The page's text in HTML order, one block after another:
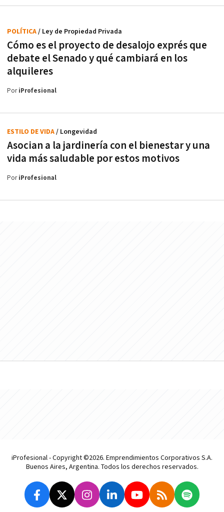
Cómo es el proyecto de desalojo exprés que
debate el Senado y qué cambiará en los
alquileres
POLÍTICA/ Ley de Propiedad Privada
PoriProfesional
Asocian a la jardinería con el bienestar y una
vida más saludable por estos motivos
ESTILO DE VIDA/ Longevidad
PoriProfesional
iProfesional - Copyright ©2026. Emprendimientos Corporativos S.A.
Buenos Aires, Argentina. Todos los derechos reservados.